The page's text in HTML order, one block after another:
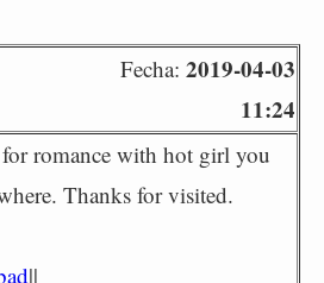
Fecha: 2019-04-03
11:24
romance with hot girl you
Thanks for visited.
||